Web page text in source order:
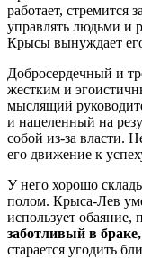
работает, стремится
управлять людьми и
Крысы вынуждает
Добросердечный и
жестким и
мыслящий
и нацеленный на
собой из-за власти.
его движение к
У него хорошо
полом. Крыса-Лев
использует обаяние,
заботливый в
старается угодить